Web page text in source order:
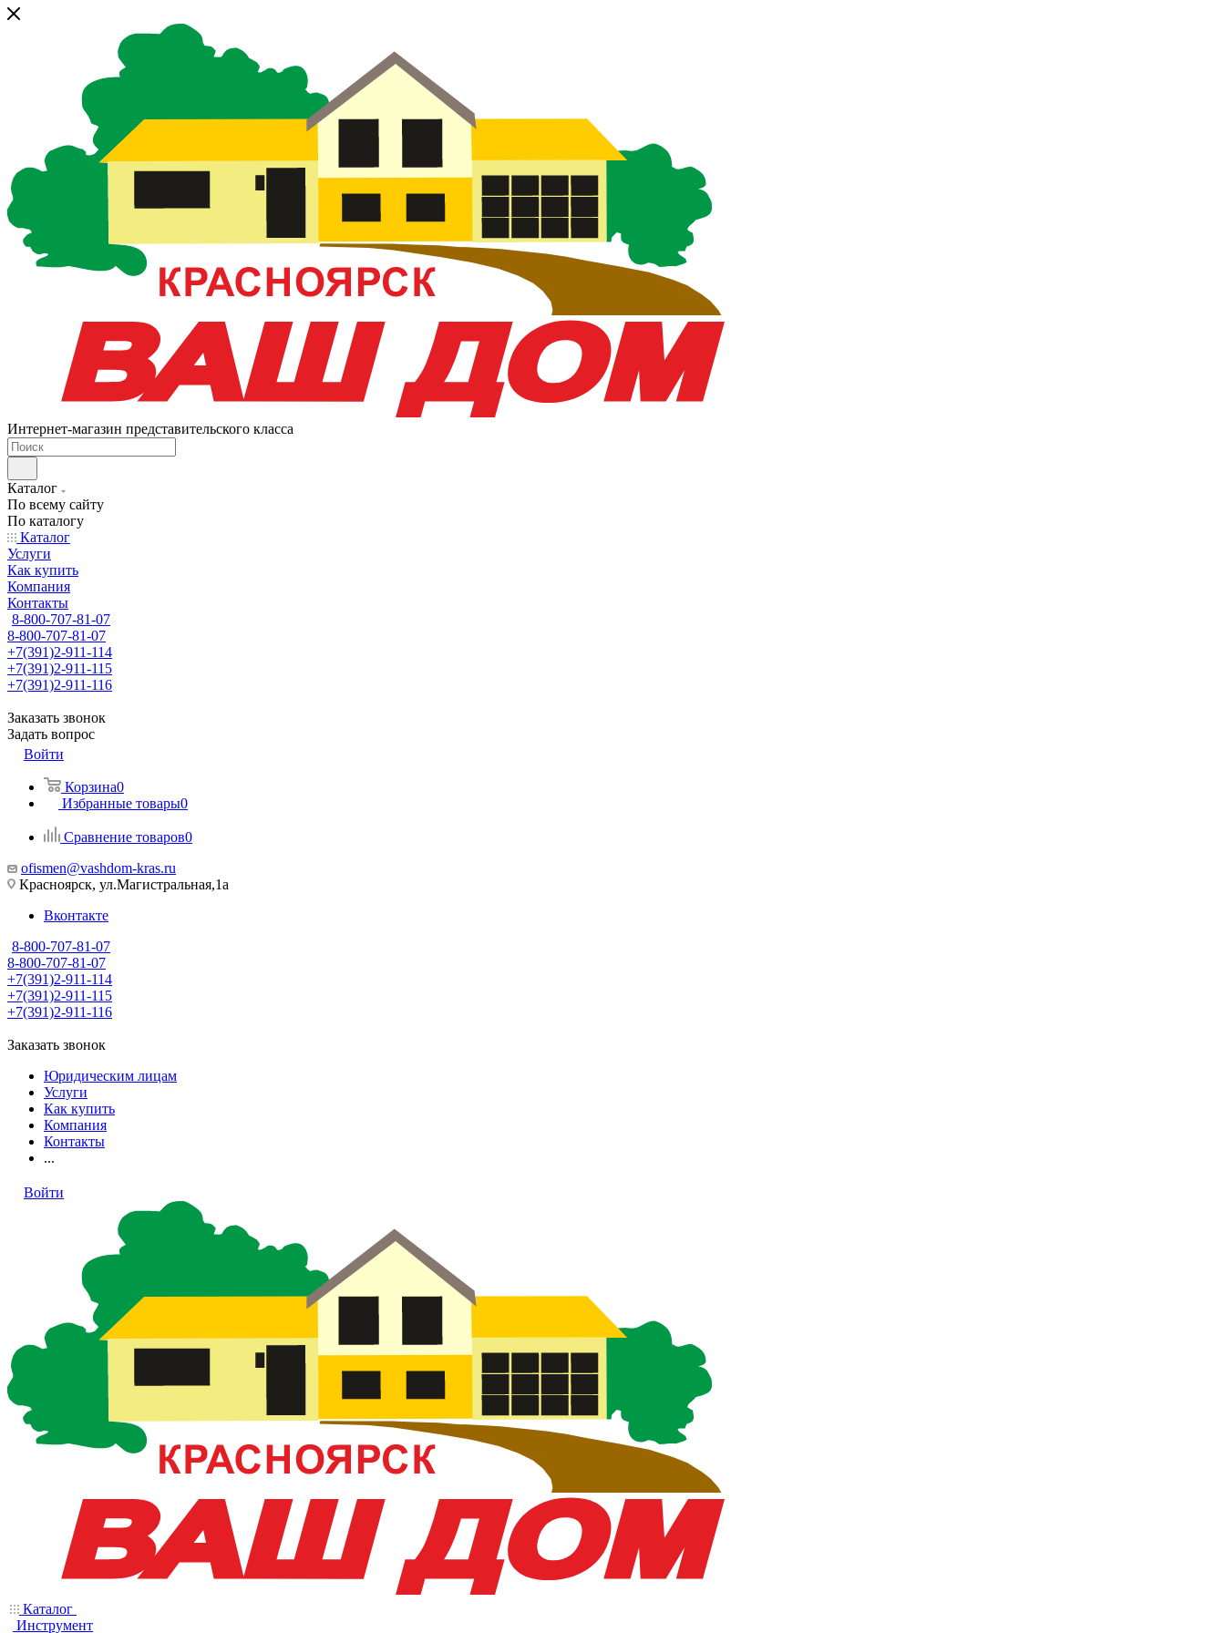
Интернет-магазин представительского класса
Каталог
По всему сайту
По каталогу
Каталог
Услуги
Как купить
Компания
Контакты
8-800-707-81-07
8-800-707-81-07
+7(391)2-911-114
+7(391)2-911-115
+7(391)2-911-116
Заказать звонок
Задать вопрос
Войти
Корзина0
Избранные товары0
Сравнение товаров0
ofismen@vashdom-kras.ru
Красноярск, ул.Магистральная,1а
Вконтакте
8-800-707-81-07
8-800-707-81-07
+7(391)2-911-114
+7(391)2-911-115
+7(391)2-911-116
Заказать звонок
Юридическим лицам
Услуги
Как купить
Компания
Контакты
...
Войти
Каталог
Инструмент